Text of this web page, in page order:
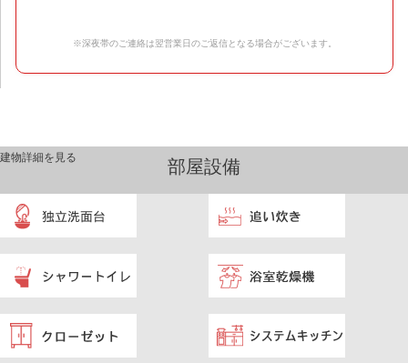
※深夜帯のご連絡は翌営業日のご返信となる場合がございます。
部屋設備
建物詳細を見る